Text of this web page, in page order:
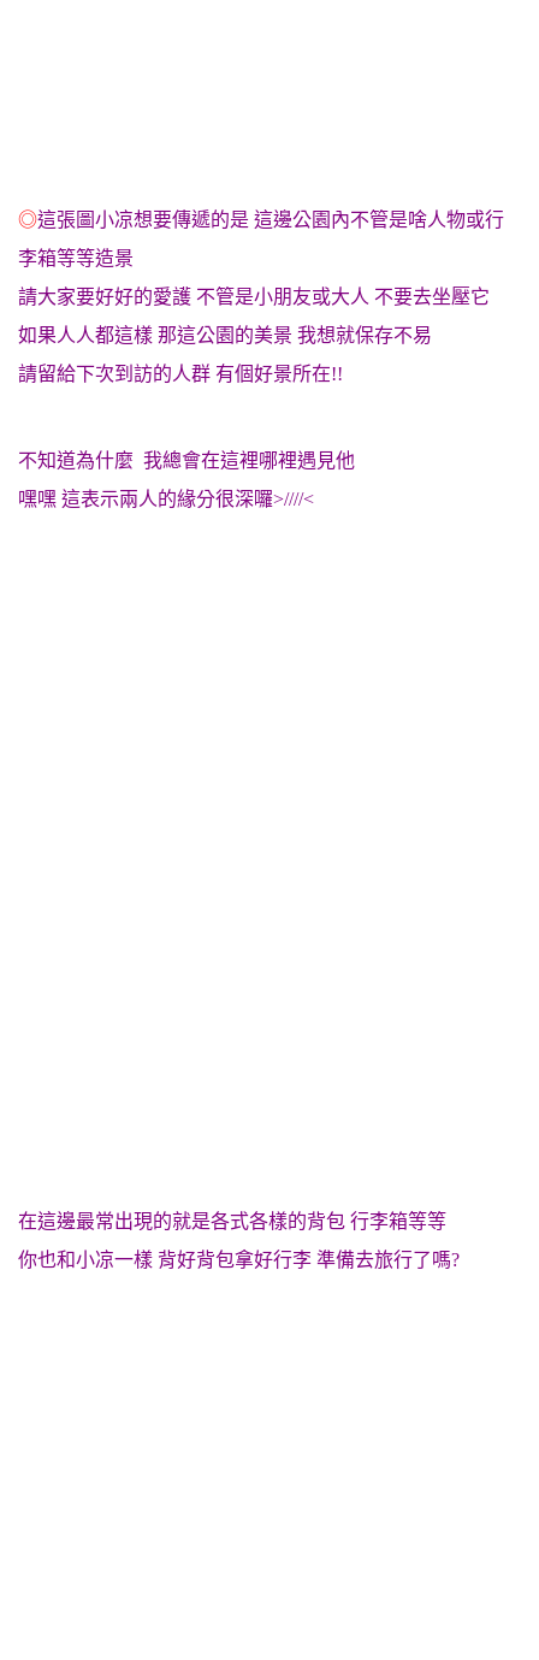
◎這張圖小凉想要傳遞的是 這邊公園內不管是啥人物或行
李箱等等造景
請大家要好好的愛護 不管是小朋友或大人 不要去坐壓它
如果人人都這樣 那這公園的美景 我想就保存不易
請留給下次到訪的人群 有個好景所在!!
不知道為什麼 我總會在這裡哪裡遇見他
嘿嘿 這表示兩人的緣分很深囉>////<
在這邊最常出現的就是各式各樣的背包 行李箱等等
你也和小凉一樣 背好背包拿好行李 準備去旅行了嗎?